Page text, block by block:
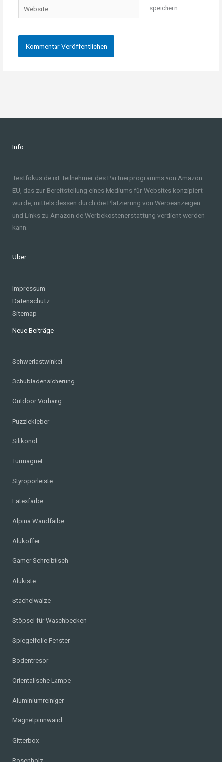
Website
speichern.
Info
Testfokus.de ist Teilnehmer des Partnerprogramms von Amazon
EU, das zur Bereitstellung eines Mediums für Websites konzipiert
wurde, mittels dessen durch die Platzierung von Werbeanzeigen
und Links zu Amazon.de Werbekostenerstattung verdient werden
kann.
Über
Impressum
Datenschutz
Sitemap
Neue Beiträge
Schwerlastwinkel
Schubladensicherung
Outdoor Vorhang
Puzzlekleber
Silikonöl
Türmagnet
Styroporleiste
Latexfarbe
Alpina Wandfarbe
Alukoffer
Gamer Schreibtisch
Alukiste
Stachelwalze
Stöpsel für Waschbecken
Spiegelfolie Fenster
Bodentresor
Orientalische Lampe
Aluminiumreiniger
Magnetpinnwand
Gitterbox
Rosenholz